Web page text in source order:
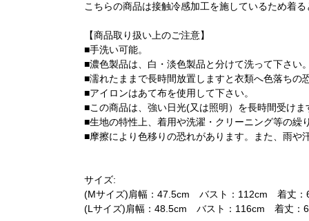
こちらの商品は接触冷感加工を施しているため着
【商品取り扱い上のご注意】
■手洗い可能。
■濃色製品は、白・淡色製品と分けて洗って下さい
■濡れたままで長時間放置しますと衣類へ色落ちの
■アイロンはあて布を使用して下さい。
■この商品は、強い日光(又は照明）を長時間受け
■生地の特性上、着用や洗濯・クリーニング等の繰
■摩擦により色移りの恐れがあります。また、雨や
サイズ:
(Mサイズ)肩幅：47.5cm バスト：112cm 着丈：
(Lサイズ)肩幅：48.5cm バスト：116cm 着丈：